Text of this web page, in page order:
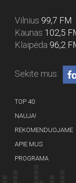
Vilnius 99,7 FM
Kaunas 102,5
Klaipėda 96,2
Sekite mus:
TOP 40
NAUJA!
REKOMENDUOJAME
APIE MUS
PROGRAMA